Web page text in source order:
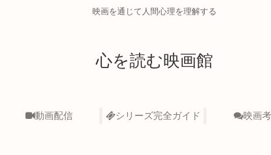
映画を通じて人間心理を理解する
心を読む映画館
動画配信 シリーズ完全ガイド 映画